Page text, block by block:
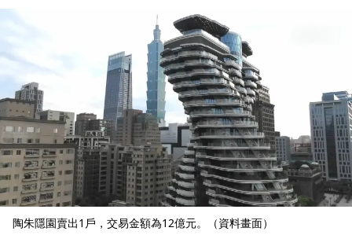
陶朱隱園賣出1戶，交易金額為12億元。（資料畫面）